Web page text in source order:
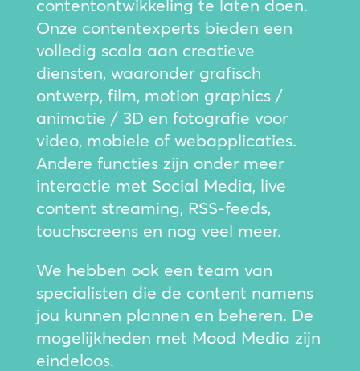
contentontwikkeling te laten doen.
Onze contentexperts bieden een
volledig scala aan creatieve
diensten, waaronder grafisch
ontwerp, film, motion graphics /
animatie / 3D en fotografie voor
video, mobiele of webapplicaties.
Andere functies zijn onder meer
interactie met Social Media, live
content streaming, RSS-feeds,
touchscreens en nog veel meer.
We hebben ook een team van
specialisten die de content namens
jou kunnen plannen en beheren. De
mogelijkheden met Mood Media zijn
eindeloos.